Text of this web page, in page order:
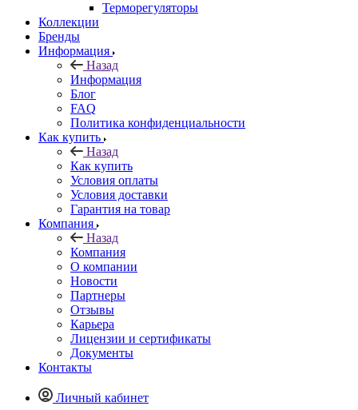
Терморегуляторы
Коллекции
Бренды
Информация
Назад
Информация
Блог
FAQ
Политика конфиденциальности
Как купить
Назад
Как купить
Условия оплаты
Условия доставки
Гарантия на товар
Компания
Назад
Компания
О компании
Новости
Партнеры
Отзывы
Карьера
Лицензии и сертификаты
Документы
Контакты
Личный кабинет